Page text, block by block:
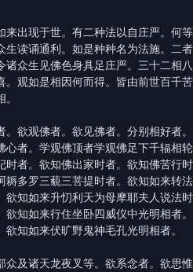
出现于世。有二种法以自庄严。何等
生读诵通利。如是种种名为法施。二者
众生见佛色身具足庄严。三十二相八
。观如是相因何而得。皆由前世百千苦
欲观佛者。欲见佛者。分别相好者。
心者。学观佛顶者学观佛足下千辐相轮
时者。欲知佛出家时者。欲知佛苦行时
耨多罗三藐三菩提时者。欲知如来转法
欲知如来升忉利天为母摩耶夫人说法时
知如来行住坐卧四威仪中光明相者。
知如来伏旷野鬼神毛孔光明相者。
及诸天龙夜叉等。欲系念者。欲思惟